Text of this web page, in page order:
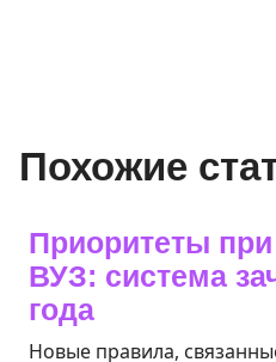
Похожие
Приоритеты
ВУЗ: система
года
Новые правила,